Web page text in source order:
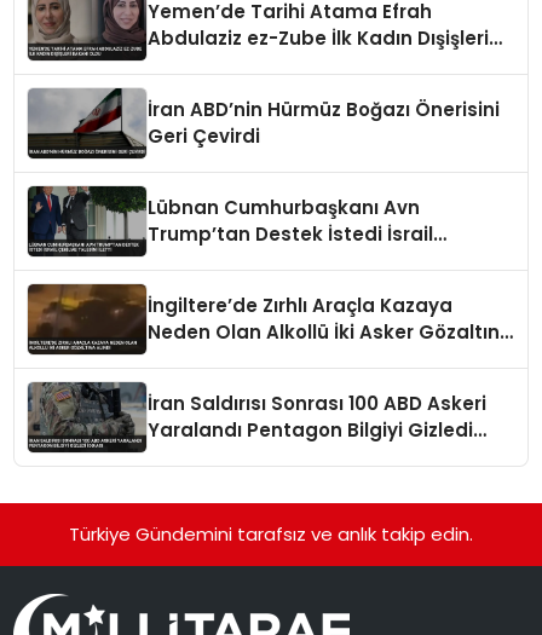
Yemen’de Tarihi Atama Efrah
Abdulaziz ez-Zube İlk Kadın Dışişleri
İran ABD’nin Hürmüz Boğazı Önerisini
Geri Çevirdi
Lübnan Cumhurbaşkanı Avn
Trump’tan Destek İstedi İsrail
İngiltere’de Zırhlı Araçla Kazaya
Neden Olan Alkollü İki Asker Gözaltına
İran Saldırısı Sonrası 100 ABD Askeri
Yaralandı Pentagon Bilgiyi Gizledi
Türkiye Gündemini tarafsız ve anlık takip edin.